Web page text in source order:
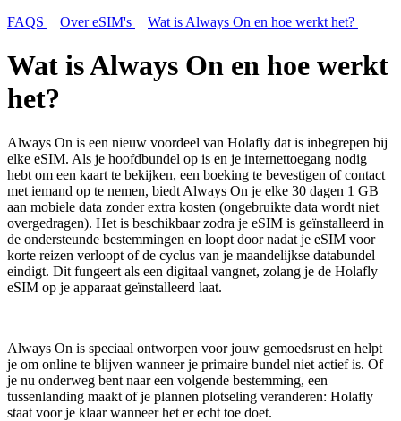
FAQS
Over eSIM's Wat is Always On en hoe werkt het?
Wat is Always On en hoe werkt
het?
Always On is een nieuw voordeel van Holafly dat is inbegrepen bij
elke eSIM. Als je hoofdbundel op is en je internettoegang nodig
hebt om een kaart te bekijken, een boeking te bevestigen of contact
met iemand op te nemen, biedt Always On je elke 30 dagen 1 GB
aan mobiele data zonder extra kosten (ongebruikte data wordt niet
overgedragen). Het is beschikbaar zodra je eSIM is geïnstalleerd in
de ondersteunde bestemmingen en loopt door nadat je eSIM voor
korte reizen verloopt of de cyclus van je maandelijkse databundel
eindigt. Dit fungeert als een digitaal vangnet, zolang je de Holafly
eSIM op je apparaat geïnstalleerd laat.
Always On is speciaal ontworpen voor jouw gemoedsrust en helpt
je om online te blijven wanneer je primaire bundel niet actief is. Of
je nu onderweg bent naar een volgende bestemming, een
tussenlanding maakt of je plannen plotseling veranderen: Holafly
staat voor je klaar wanneer het er echt toe doet.